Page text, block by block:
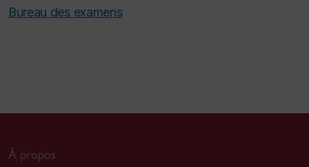
Bureau des examens
À propos